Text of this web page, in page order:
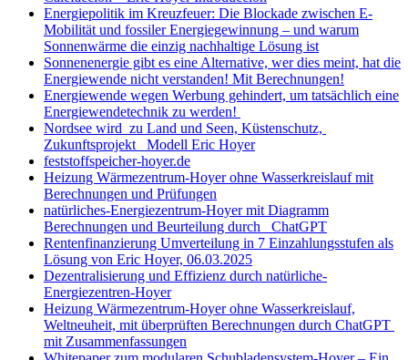
Energiepolitik im Kreuzfeuer: Die Blockade zwischen E-
Mobilität und fossiler Energiegewinnung – und warum
Sonnenwärme die einzig nachhaltige Lösung ist
Sonnenenergie gibt es eine Alternative, wer dies meint, hat die
Energiewende nicht verstanden! Mit Berechnungen!
Energiewende wegen Werbung gehindert, um tatsächlich eine
Energiewendetechnik zu werden!
Nordsee wird zu Land und Seen, Küstenschutz,
Zukunftsprojekt Modell Eric Hoyer
feststoffspeicher-hoyer.de
Heizung Wärmezentrum-Hoyer ohne Wasserkreislauf mit
Berechnungen und Prüfungen
natürliches-Energiezentrum-Hoyer mit Diagramm
Berechnungen und Beurteilung durch ChatGPT
Rentenfinanzierung Umverteilung in 7 Einzahlungsstufen als
Lösung von Eric Hoyer, 06.03.2025
Dezentralisierung und Effizienz durch natürliche-
Energiezentren-Hoyer
Heizung Wärmezentrum-Hoyer ohne Wasserkreislauf,
Weltneuheit, mit überprüften Berechnungen durch ChatGPT
mit Zusammenfassungen